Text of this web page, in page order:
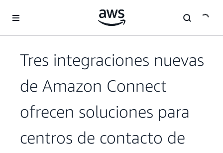
Tres integraciones nuevas
de Amazon Connect
ofrecen soluciones para
centros de contacto de